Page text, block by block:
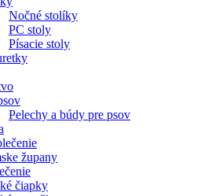
Nočné stolíky
PC stoly
Písacie stoly
Pelechy a búdy pre psov
župany
čiapky